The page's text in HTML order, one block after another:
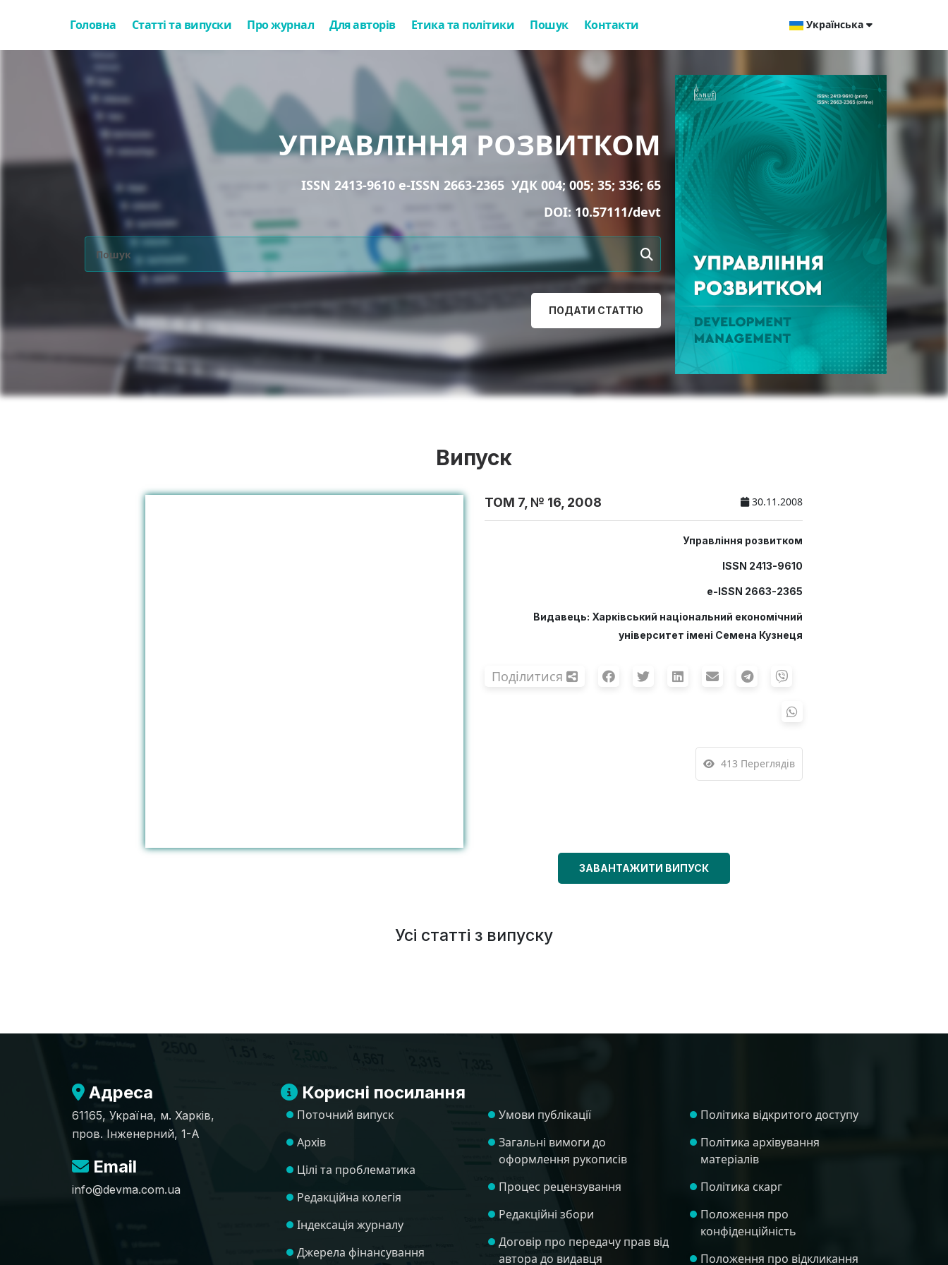
Головна Статті та випуски Про журнал Для авторів Етика та політики Пошук Контакти Українська
УПРАВЛІННЯ РОЗВИТКОМ
ISSN 2413-9610 e-ISSN 2663-2365 УДК 004; 005; 35; 336; 65
DOI:10.57111/devt
ПОДАТИ СТАТТЮ
Випуск
ТОМ 7, № 16, 2008 30.11.2008
Управління розвитком
ISSN 2413-9610
e-ISSN 2663-2365
Видавець: Харківський національний економічний
університет імені Семена Кузнеця
Поділитися
413 Переглядів
ЗАВАНТАЖИТИ ВИПУСК
Усі статті з випуску
Адреса
61165, Україна, м. Харків,
пров. Інженерний, 1-А
Email
info@devma.com.ua
Корисні посилання
Поточний випуск
Архів
Цілі та проблематика
Редакційна колегія
Індексація журналу
Джерела фінансування
Умови публікації
Загальні вимоги до
оформлення рукописів
Процес рецензування
Редакційні збори
Договір про передачу прав від
автора до видавця
Політика відкритого доступу
Політика архівування
матеріалів
Політика скарг
Положення про
конфіденційність
Положення про відкликання